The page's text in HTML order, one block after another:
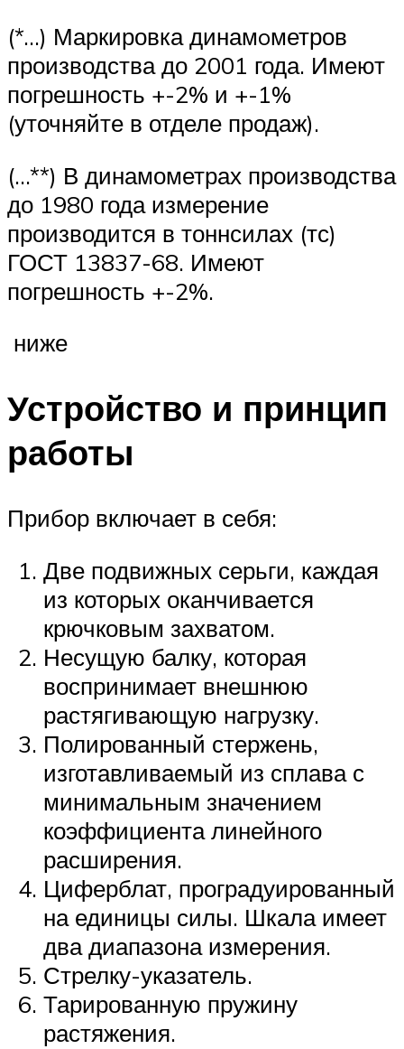
(*…) Маркировка динамoметров
производства до 2001 года. Имеют
погрешность +-2% и +-1%
(уточняйте в отделе продаж).
(…**) В динамометрах производства
до 1980 года измерение
производится в тоннсилах (тс)
ГОСТ 13837-68. Имеют
погрешность +-2%.
ниже
Устройство и принцип
работы
Прибор включает в себя:
Две подвижных серьги, каждая
из которых оканчивается
крючковым захватом.
Несущую балку, которая
воспринимает внешнюю
растягивающую нагрузку.
Полированный стержень,
изготавливаемый из сплава с
минимальным значением
коэффициента линейного
расширения.
Циферблат, проградуированный
на единицы силы. Шкала имеет
два диапазона измерения.
Стрелку-указатель.
Тарированную пружину
растяжения.